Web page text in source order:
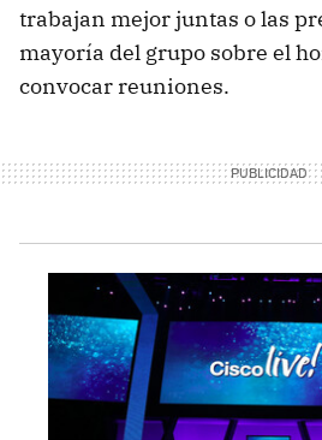
trabajan mejor juntas o las
mayoría del grupo sobre el
convocar reuniones.